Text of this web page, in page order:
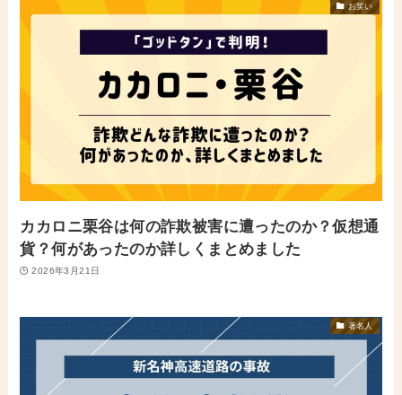
お笑い
カカロニ栗谷は何の詐欺被害に遭ったのか？仮想通
貨？何があったのか詳しくまとめました
2026年3月21日
著名人